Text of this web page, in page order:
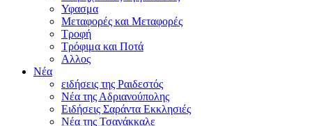
Υφασμα
Μεταφορές και Μεταφορές
Τροφή
Τρόφιμα και Ποτά
Αλλος
Νέα
ειδήσεις της Ραιδεστός
Νέα της Αδριανούπολης
Ειδήσεις Σαράντα Εκκλησιές
Νέα της Τσανάκκαλε